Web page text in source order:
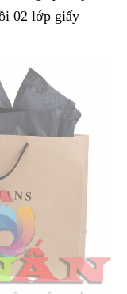
02 lớp giấy